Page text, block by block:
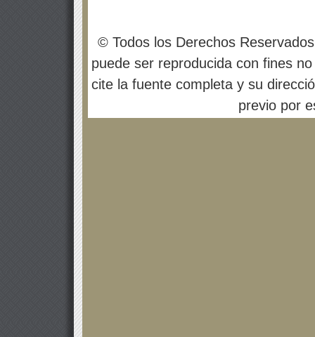
© Todos los Derechos
puede ser reproducida con fines
cite la fuente completa y su
previo por